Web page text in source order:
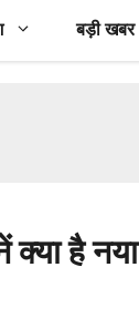
बड़ी खबर
क्या है नया